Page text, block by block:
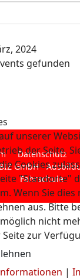
2024
gefunden
Datenschutz
GmbH -
Fahrschule
unserer
der Seite.
Cookies
"Standorte"
Wenn Sie
aus. Bitte
nicht
zur
|